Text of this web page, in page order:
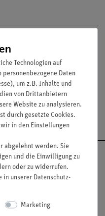
ab 300,- €
Technologien auf
Daten
um z.B. Inhalte und
von Drittanbietern
Website zu analysieren.
durch gesetzte Cookies.
in den Einstellungen
abgelehnt werden. Sie
und die Einwilligung zu
oder zu widerrufen.
in unserer Daten­schutz­
Marketing